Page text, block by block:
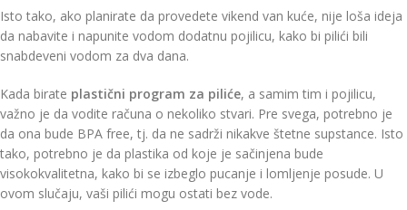
Isto tako, ako planirate da provedete vikend van kuće, nije loša ideja
da nabavite i napunite vodom dodatnu pojilicu, kako bi pilići bili
snabdeveni vodom za dva dana.
Kada birate plastični program za piliće, a samim tim i pojilicu,
važno je da vodite računa o nekoliko stvari. Pre svega, potrebno je
da ona bude BPA free, tj. da ne sadrži nikakve štetne supstance. Isto
tako, potrebno je da plastika od koje je sačinjena bude
visokokvalitetna, kako bi se izbeglo pucanje i lomljenje posude. U
ovom slučaju, vaši pilići mogu ostati bez vode.